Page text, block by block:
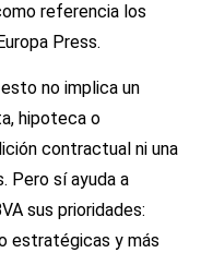
referencia los
Press.
no implica un
hipoteca o
contractual ni una
Pero sí ayuda a
sus prioridades:
estratégicas y más